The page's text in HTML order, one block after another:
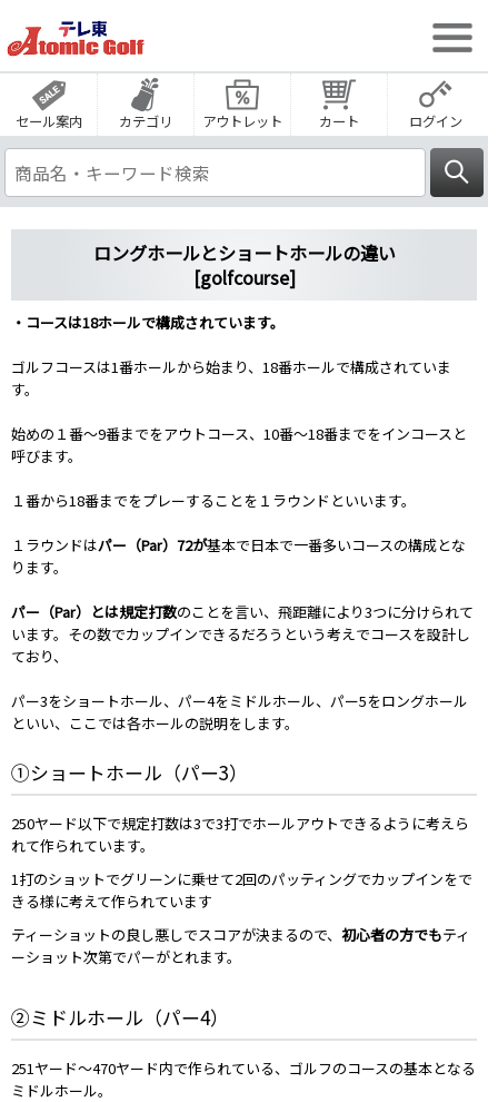
セール案内 カテゴリ アウトレット カート ログイン
ロングホールとショートホールの違い
[golfcourse]
・コースは18ホールで構成されています。
ゴルフコースは1番ホールから始まり、18番ホールで構成されていま
す。
始めの１番～9番までをアウトコース、10番～18番までをインコースと
呼びます。
１番から18番までをプレーすることを１ラウンドといいます。
１ラウンドはパー（Par）72が基本で日本で一番多いコースの構成とな
ります。
パー（Par）とは規定打数のことを言い、飛距離により3つに分けられて
います。その数でカップインできるだろうという考えでコースを設計し
ており、
パー3をショートホール、パー4をミドルホール、パー5をロングホール
といい、ここでは各ホールの説明をします。
①ショートホール（パー3）
250ヤード以下で規定打数は3で3打でホールアウトできるように考えら
れて作られています。
1打のショットでグリーンに乗せて2回のパッティングでカップインをで
きる様に考えて作られています
ティーショットの良し悪しでスコアが決まるので、 初心者の方でもティ
ーショット次第でパーがとれます。
②ミドルホール（パー4）
251ヤード～470ヤード内で作られている、ゴルフのコースの基本となる
ミドルホール。